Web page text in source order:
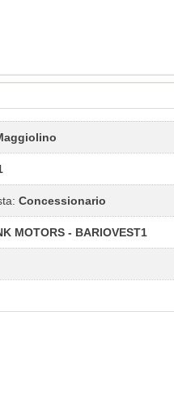
Concessionario
MOTORS - BARIOVEST1